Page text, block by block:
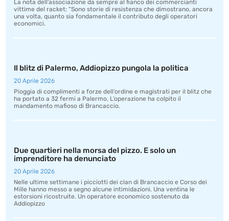
La nota dell’associazione da sempre al fianco dei commercianti
vittime del racket: “Sono storie di resistenza che dimostrano, ancora
una volta, quanto sia fondamentale il contributo degli operatori
economici.
Il blitz di Palermo, Addiopizzo pungola la politica
20 Aprile 2026
Pioggia di complimenti a forze dell’ordine e magistrati per il blitz che
ha portato a 32 fermi a Palermo. L’operazione ha colpito il
mandamento mafioso di Brancaccio.
Due quartieri nella morsa del pizzo. E solo un
imprenditore ha denunciato
20 Aprile 2026
Nelle ultime settimane i picciotti dei clan di Brancaccio e Corso dei
Mille hanno messo a segno alcune intimidazioni. Una ventina le
estorsioni ricostruite. Un operatore economico sostenuto da
Addiopizzo